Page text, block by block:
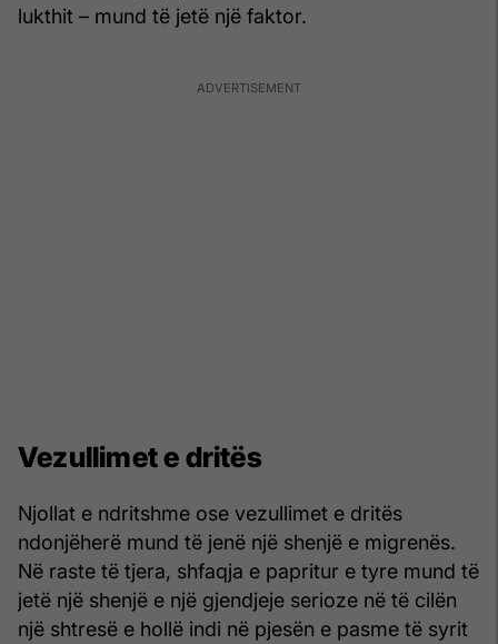
lukthit – mund të jetë një faktor.
Vezullimet e dritës
Njollat e ndritshme ose vezullimet e dritës
ndonjëherë mund të jenë një shenjë e migrenës.
Në raste të tjera, shfaqja e papritur e tyre mund të
jetë një shenjë e një gjendjeje serioze në të cilën
një shtresë e hollë indi në pjesën e pasme të syrit